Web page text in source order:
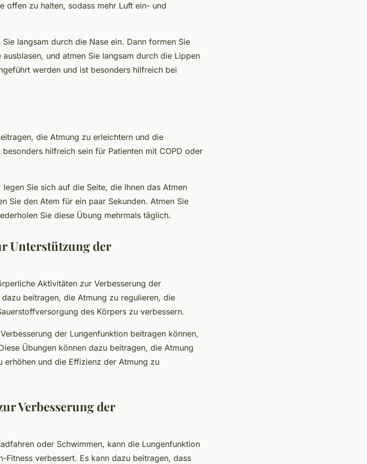
offen zu halten, sodass mehr Luft ein- und
langsam durch die Nase ein. Dann formen Sie
und atmen Sie langsam durch die Lippen
werden und ist besonders hilfreich bei
die Atmung zu erleichtern und die
hilfreich sein für Patienten mit COPD oder
Sie sich auf die Seite, die Ihnen das Atmen
Sie den Atem für ein paar Sekunden. Atmen Sie
Sie diese Übung mehrmals täglich.
Unterstützung der
Aktivitäten zur Verbesserung der
beitragen, die Atmung zu regulieren, die
des Körpers zu verbessern.
der Lungenfunktion beitragen können,
Übungen können dazu beitragen, die Atmung
erhöhen und die Effizienz der Atmung zu
Verbesserung der
oder Schwimmen, kann die Lungenfunktion
Fitness verbessert. Es kann dazu beitragen, dass